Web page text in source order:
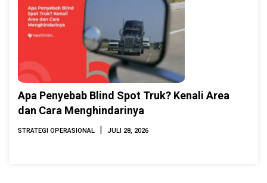
Apa Penyebab Blind Spot Truk? Kenali Area
dan Cara Menghindarinya
STRATEGI OPERASIONAL | JULI 28, 2026